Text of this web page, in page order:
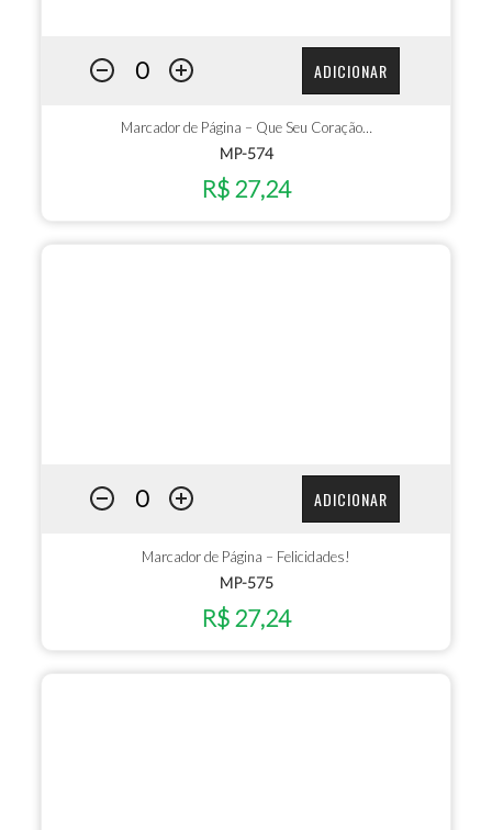
ADICIONAR
Marcador de Página – Que Seu Coração…
MP-574
R$ 27,24
ADICIONAR
Marcador de Página – Felicidades!
MP-575
R$ 27,24